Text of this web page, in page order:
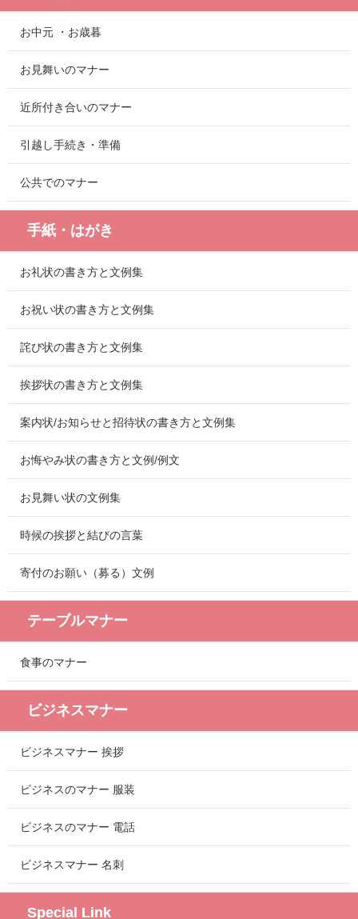
お中元 ・お歳暮
お見舞いのマナー
近所付き合いのマナー
引越し手続き・準備
公共でのマナー
手紙・はがき
お礼状の書き方と文例集
お祝い状の書き方と文例集
詫び状の書き方と文例集
挨拶状の書き方と文例集
案内状/お知らせと招待状の書き方と文例集
お悔やみ状の書き方と文例/例文
お見舞い状の文例集
時候の挨拶と結びの言葉
寄付のお願い（募る）文例
テーブルマナー
食事のマナー
ビジネスマナー
ビジネスマナー 挨拶
ビジネスのマナー 服装
ビジネスのマナー 電話
ビジネスマナー 名刺
Special Link